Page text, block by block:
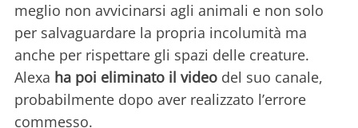
meglio non avvicinarsi agli animali e non solo
per salvaguardare la propria incolumità ma
anche per rispettare gli spazi delle creature.
Alexa ha poi eliminato il video del suo canale,
probabilmente dopo aver realizzato l’errore
commesso.